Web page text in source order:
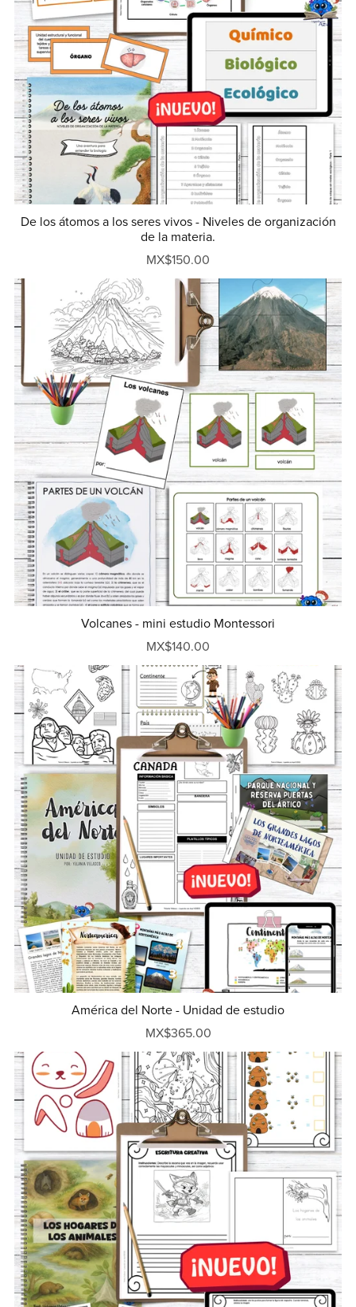
De los átomos a los seres vivos - Niveles de organización
de la materia.
MX$150.00
Volcanes - mini estudio Montessori
MX$140.00
América del Norte - Unidad de estudio
MX$365.00